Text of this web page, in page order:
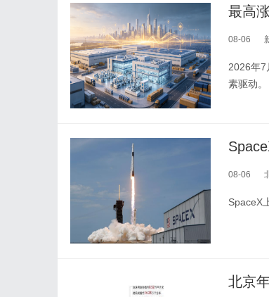
最高
08-06
2026年7
素驱动。
08-06
SpaceX
北京